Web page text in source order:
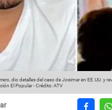
dio detalles del caso de Josimar en EE.UU. y
El Popular-Crédito: ATV